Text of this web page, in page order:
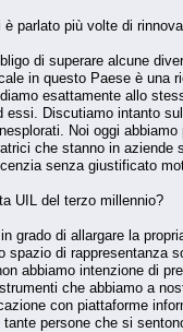
è parlato più volte di
di superare alcune
in questo Paese è una
esattamente allo
essi. Discutiamo intanto
Noi oggi
che stanno in aziende
senza giustificato
UIL del terzo millennio?
grado di allargare la
spazio di rappresentanza
abbiamo intenzione di
che abbiamo a
con piattaforme
persone che si